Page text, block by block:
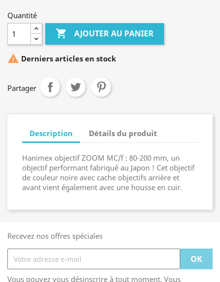
Quantité
 AJOUTER AU PANIER
 Derniers articles en stock
Partager
Description Détails du produit
Hanimex objectif ZOOM MC/f : 80-200 mm, un
objectif performant fabriqué au Japon ! Cet objectif
de couleur noire avec cache objectifs arrière et
avant vient également avec une housse en cuir.
Recevez nos offres spéciales
Vous pouvez vous désinscrire à tout moment. Vous